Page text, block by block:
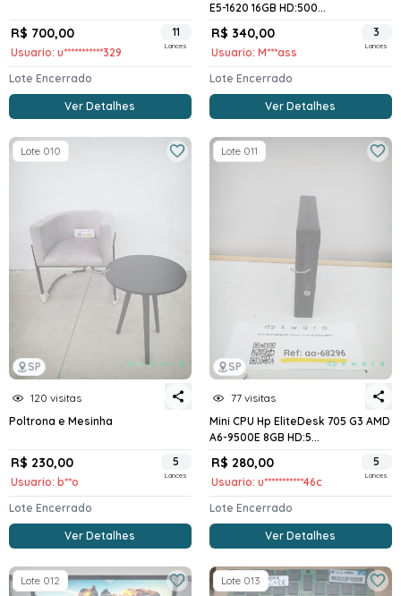
R$ 700,00
Usuario: u***********329
11
Lances
Lote Encerrado
Ver Detalhes
E5-1620 16GB HD:500...
R$ 340,00
Usuario: M***ass
3
Lances
Lote Encerrado
Ver Detalhes
SP
Lote 010
120 visitas
Poltrona e Mesinha
R$ 230,00
Usuario: b**o
5
Lances
Lote Encerrado
Ver Detalhes
SP
Lote 011
77 visitas
Mini CPU Hp EliteDesk 705 G3 AMD
A6-9500E 8GB HD:5...
R$ 280,00
Usuario: u***********46c
5
Lances
Lote Encerrado
Ver Detalhes
Lote 012 Lote 013